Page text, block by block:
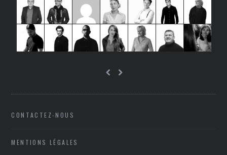
CONTACTEZ-NOUS
MENTIONS LÉGALES